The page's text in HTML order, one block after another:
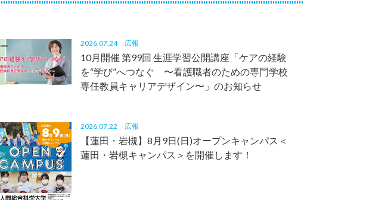
2026.07.24 広報
10月開催 第99回 生涯学習公開講座「ケアの経験
を“学び”へつなぐ 〜看護職者のための専門学校
専任教員キャリアデザイン〜」のお知らせ
2026.07.22 広報
【蓮田・岩槻】8月9日(日)オープンキャンパス＜
蓮田・岩槻キャンパス＞を開催します！